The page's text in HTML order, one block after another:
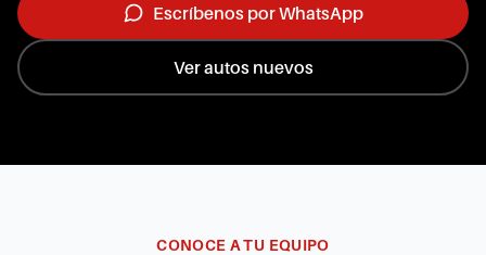
Escríbenos por WhatsApp
Ver autos nuevos
CONOCE A TU EQUIPO